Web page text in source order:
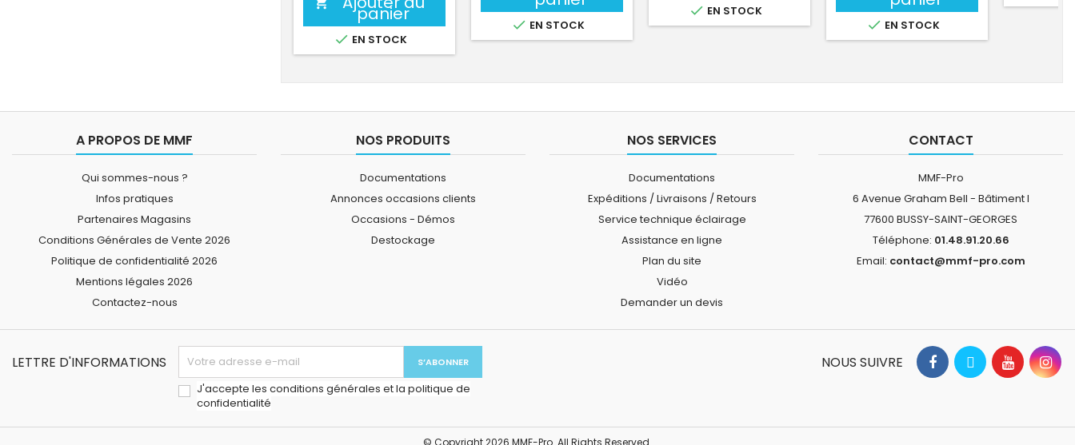
panier
 EN STOCK
 EN STOCK
 EN STOCK
 EN STOCK
A PROPOS DE MMF
Qui sommes-nous ?
Infos pratiques
Partenaires Magasins
Conditions Générales de Vente 2026
Politique de confidentialité 2026
Mentions légales 2026
Contactez-nous
NOS PRODUITS
Documentations
Annonces occasions clients
Occasions - Démos
Destockage
NOS SERVICES
Documentations
Expéditions / Livraisons / Retours
Service technique éclairage
Assistance en ligne
Plan du site
Vidéo
Demander un devis
CONTACT
MMF-Pro
6 Avenue Graham Bell - Bâtiment I
77600 BUSSY-SAINT-GEORGES
Téléphone: 01.48.91.20.66
Email: contact@mmf-pro.com
LETTRE D'INFORMATIONS
J'accepte les conditions générales et la politique de
confidentialité
NOUS SUIVRE
© Copyright 2026 MMF-Pro. All Rights Reserved.